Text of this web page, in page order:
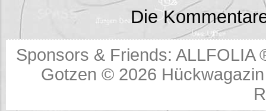
Die
Sponsors & Friends:ALLFOLIA
Gotzen © 2026